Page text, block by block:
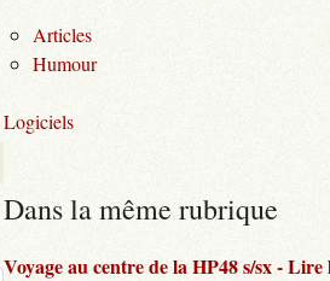
Articles
Humour
Logiciels
Dans la même rubrique
Voyage au centre de la HP48 s/sx -